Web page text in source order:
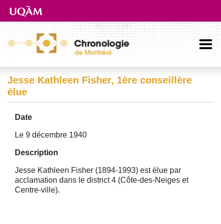
Aller directement au contenu principal
Jesse Kathleen Fisher, 1ère conseillère
élue
Date
Le 9 décembre 1940
Description
Jesse Kathleen Fisher (1894-1993) est élue par
acclamation dans le district 4 (Côte-des-Neiges et
Centre-ville).